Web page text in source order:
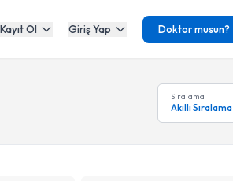
Kayıt Ol Giriş Yap Doktor musun?
Sıralama
Akıllı Sıralama